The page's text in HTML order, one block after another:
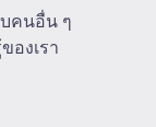
คนอื่น ๆ
องเรา